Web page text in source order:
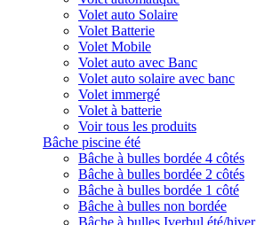
Volet auto Solaire
Volet Batterie
Volet Mobile
Volet auto avec Banc
Volet auto solaire avec banc
Volet immergé
Volet à batterie
Voir tous les produits
Bâche piscine été
Bâche à bulles bordée 4 côtés
Bâche à bulles bordée 2 côtés
Bâche à bulles bordée 1 côté
Bâche à bulles non bordée
Bâche à bulles Iverbul été/hiver